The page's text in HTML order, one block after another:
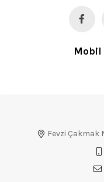
Mobil
Fevzi Çakmak